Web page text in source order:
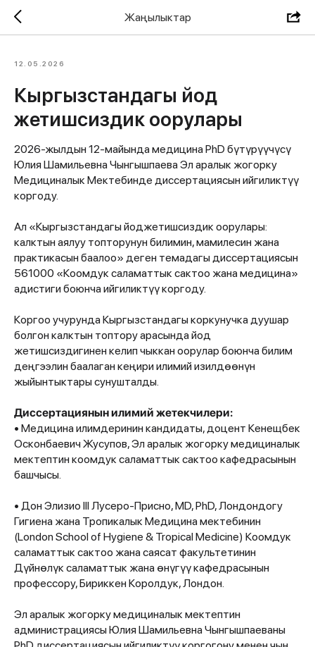
Жаңылыктар
12.05.2026
Кыргызстандагы йод
жетишсиздик оорулары
2026-жылдын 12-майында медицина PhD бүтүрүүчүсү
Юлия Шамильевна Чынгышпаева Эл аралык жогорку
Медициналык Мектебинде диссертациясын ийгиликтүү
коргоду.
Ал «Кыргызстандагы йоджетишсиздик оорулары:
калктын аялуу топторунун билимин, мамилесин жана
практикасын баалоо» деген темадагы диссертациясын
561000 «Коомдук саламаттык сактоо жана медицина»
адистиги боюнча ийгиликтүү коргоду.
Коргоо учурунда Кыргызстандагы коркунучка дуушар
болгон калктын топтору арасында йод
жетишсиздигинен келип чыккан оорулар боюнча билим
деңгээлин баалаган кеңири илимий изилдөөнүн
жыйынтыктары сунушталды.
Диссертациянын илимий жетекчилери:
• Медицина илимдеринин кандидаты, доцент Кенещбек
Осконбаевич Жусупов, Эл аралык жогорку медициналык
мектептин коомдук саламаттык сактоо кафедрасынын
башчысы.
• Дон Элизио III Лусеро-Присно, MD, PhD, Лондондогу
Гигиена жана Тропикалык Медицина мектебинин
(London School of Hygiene & Tropical Medicine) Коомдук
саламаттык сактоо жана саясат факультетинин
Дүйнөлүк саламаттык жана өнүгүү кафедрасынын
профессору, Бириккен Королдук, Лондон.
Эл аралык жогорку медициналык мектептин
администрациясы Юлия Шамильевна Чынгышпаеваны